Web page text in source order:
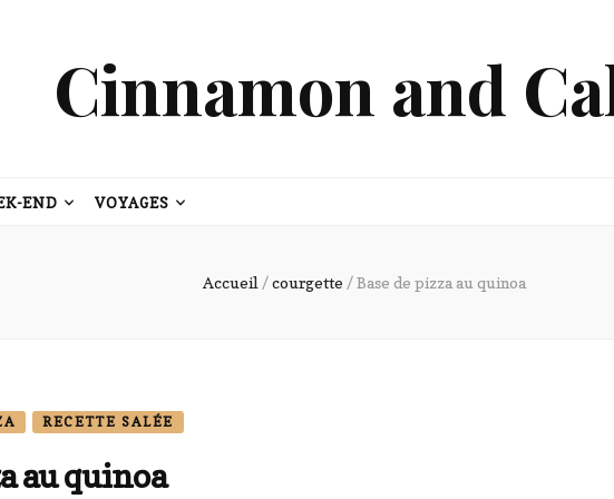
Cinnamon and
END VOYAGES
Accueil /courgette /Base de pizza au quinoa
RECETTE SALÉE
au quinoa